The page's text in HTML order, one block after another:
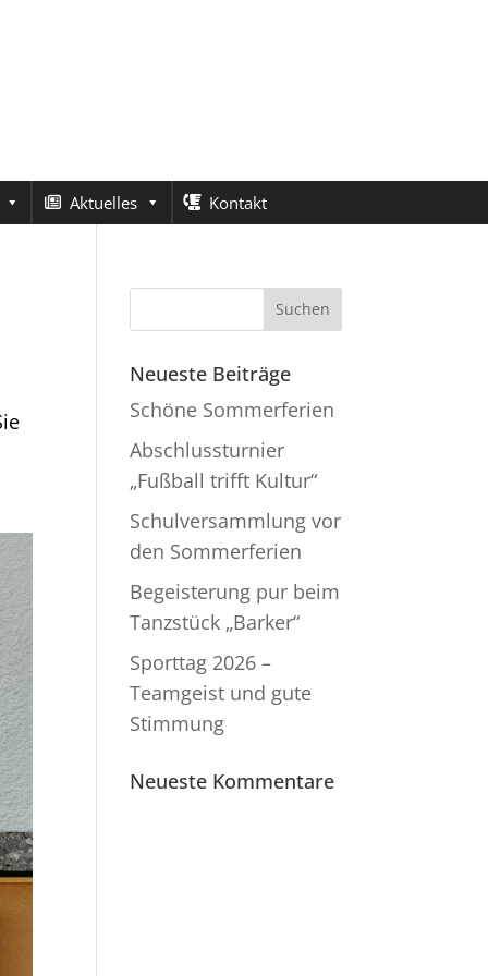
Aktuelles Kontakt
Neueste Beiträge
Schöne Sommerferien
Abschlussturnier
„Fußball trifft Kultur“
Schulversammlung vor
den Sommerferien
Begeisterung pur beim
Tanzstück „Barker“
Sporttag 2026 –
Teamgeist und gute
Stimmung
Neueste Kommentare